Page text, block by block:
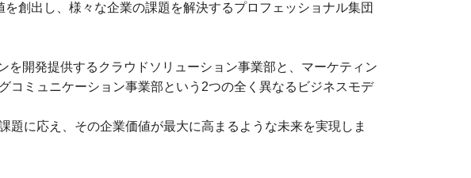
を創出し、様々な企業の課題を解決するプロフェッショナル集団
を開発提供するクラウドソリューション事業部と、マーケティン
コミュニケーション事業部という2つの全く異なるビジネスモデ
題に応え、その企業価値が最大に高まるような未来を実現しま